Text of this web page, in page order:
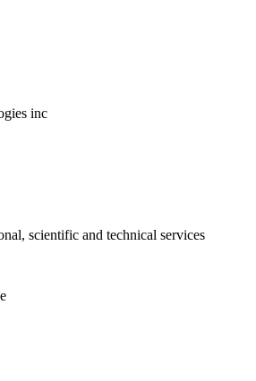
inc
scientific and technical services